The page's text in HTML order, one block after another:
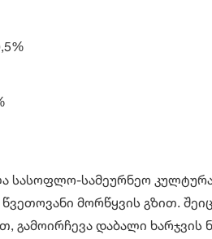
სასოფლო-სამეურნეო
წვეთოვანი მორწყვის გზით.
გამოირჩევა დაბალი ხარჯვის